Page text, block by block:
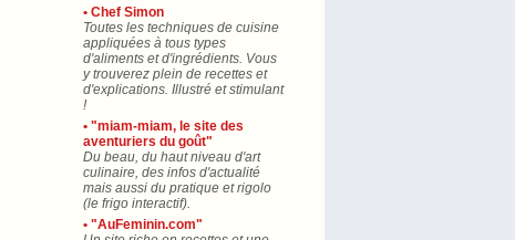
• Chef Simon
Toutes les techniques de cuisine
appliquées à tous types
d'aliments et d'ingrédients. Vous
y trouverez plein de recettes et
d'explications. Illustré et stimulant
!
• "miam-miam, le site des
aventuriers du goût"
Du beau, du haut niveau d'art
culinaire, des infos d'actualité
mais aussi du pratique et rigolo
(le frigo interactif).
• "AuFeminin.com"